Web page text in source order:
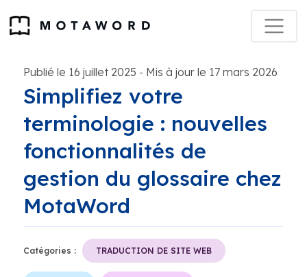
Publié le 16 juillet 2025 - Mis à jour le 17 mars 2026
Simplifiez votre
terminologie : nouvelles
fonctionnalités de
gestion du glossaire chez
MotaWord
Catégories : TRADUCTION DE SITE WEB